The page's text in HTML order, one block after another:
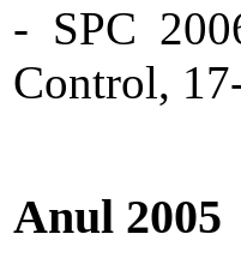
- SPC
Control,
Anul 2005